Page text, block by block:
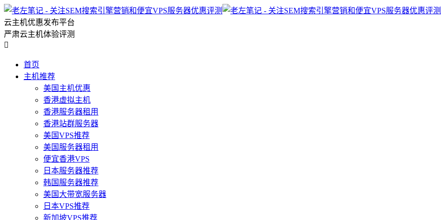
云主机优惠发布平台
严肃云主机体验评测

首页
主机推荐
美国主机优惠
香港虚拟主机
香港服务器租用
香港站群服务器
美国VPS推荐
美国服务器租用
便宜香港VPS
日本服务器推荐
韩国服务器推荐
美国大带宽服务器
日本VPS推荐
新加坡VPS推荐